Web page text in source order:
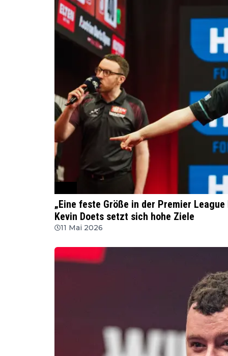
„Eine feste Größe in der Premier
Kevin Doets setzt sich hohe Ziele
11 Mai 2026